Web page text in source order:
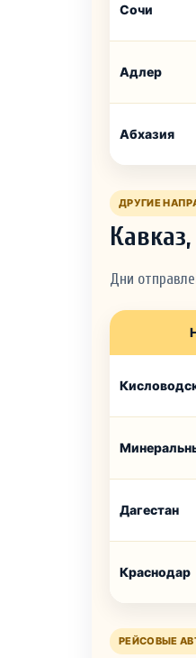
Сочи
Адлер
Абхазия
ДРУГИЕ
Дни
Дагестан
Краснодар
РЕЙСОВЫЕ